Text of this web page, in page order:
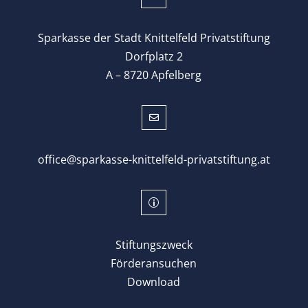
Sparkasse der Stadt Knittelfeld Privatstiftung
Dorfplatz 2
A – 8720 Apfelberg

office@sparkasse-knittelfeld-privatstiftung.at
p
Stiftungszweck
Förderansuchen
Download